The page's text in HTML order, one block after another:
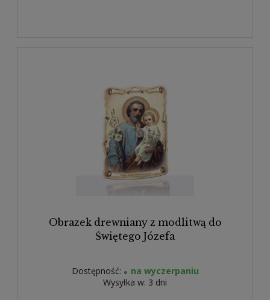
Obrazek drewniany z modlitwą do
Świętego Józefa
Dostępność:
na wyczerpaniu
Wysyłka w: 3 dni